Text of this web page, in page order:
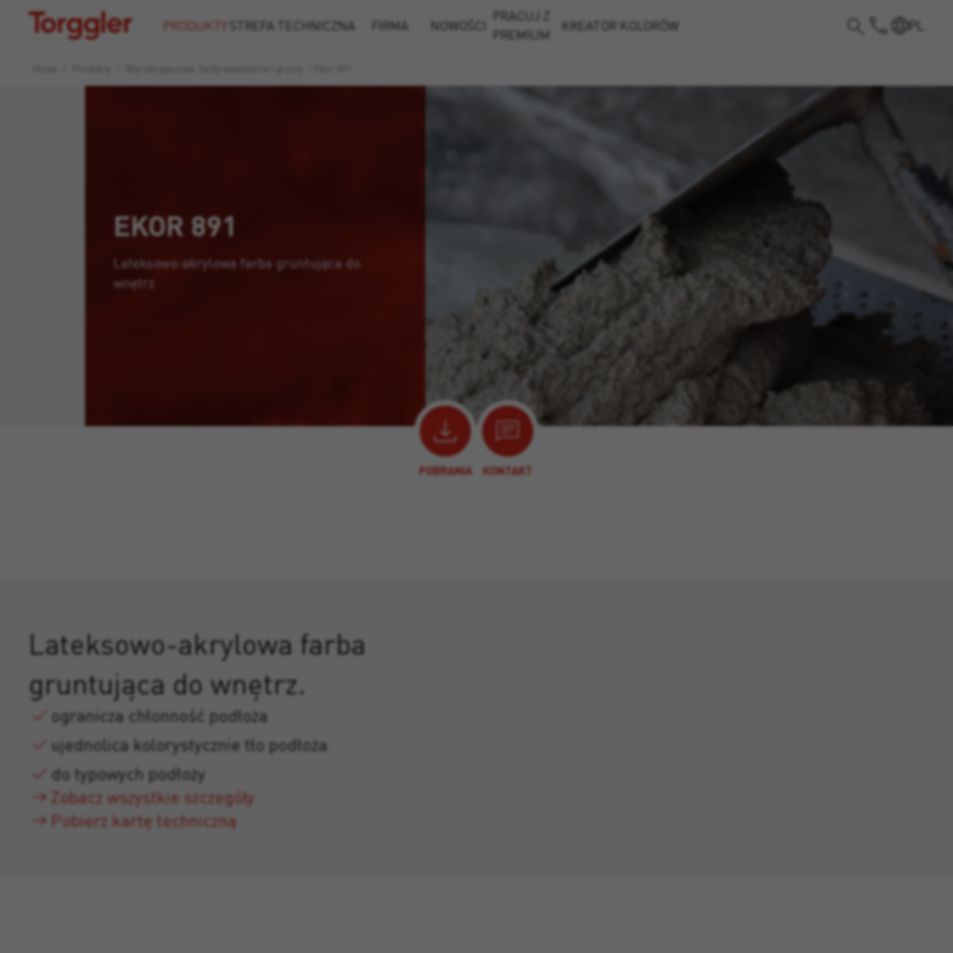
Torggler PRODUKTY STREFA TECHNICZNA FIRMA NOWOŚCI
PRACUJ Z
PREMIUM
KREATOR KOLORÓW PL
EKOR 891
Lateksowo-akrylowa farba gruntująca do
wnętrz.
POBRANIA KONTAKT
Lateksowo-akrylowa farba
gruntująca do wnętrz.
ogranicza chłonność podłoża
ujednolica kolorystycznie tło podłoża
do typowych podłoży
Zobacz wszystkie szczegóły
Pobierz kartę techniczną